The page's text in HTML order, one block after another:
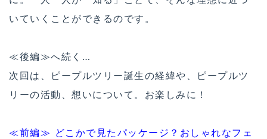
いていくことができるのです。
≪後編≫へ続く…
次回は、ピープルツリー誕生の経緯や、ピープルツ
リーの活動、想いについて。お楽しみに！
≪前編≫ どこかで見たパッケージ？おしゃれなフェ